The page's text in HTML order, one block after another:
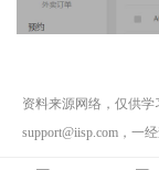
资料来源网络，仅供学
support@iisp.com，一